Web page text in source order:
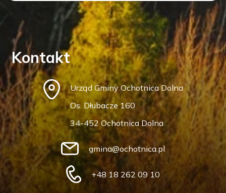
Kontakt
Urząd Gminy Ochotnica Dolna
Os. Dłubacze 160
34-452 Ochotnica Dolna
gmina@ochotnica.pl
+48 18 262 09 10